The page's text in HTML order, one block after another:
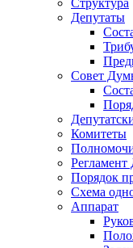
Структура
Депутаты
Совет
Комитеты
Порядок
Схема
Аппарат